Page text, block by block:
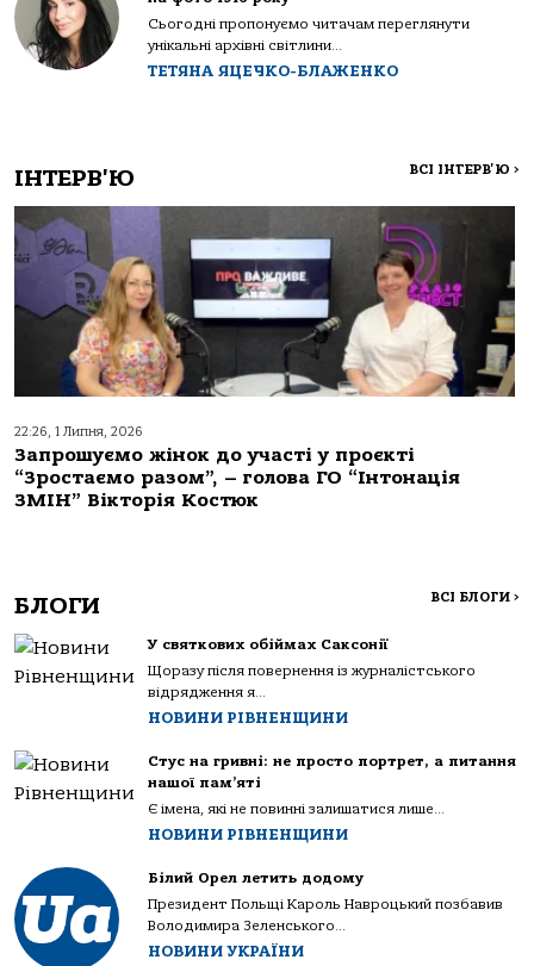
Сьогодні пропонуємо читачам переглянути
унікальні архівні світлини...
ТЕТЯНА ЯЦЕЧКО-БЛАЖЕНКО
ІНТЕРВ'Ю ВСІ ІНТЕРВ'Ю >
22:26, 1 Липня, 2026
Запрошуємо жінок до участі у проєкті
“Зростаємо разом”, – голова ГО “Інтонація
ЗМІН” Вікторія Костюк
БЛОГИ ВСІ БЛОГИ >
У святкових обіймах Саксонії
Щоразу після повернення із журналістського
відрядження я...
НОВИНИ РІВНЕНЩИНИ
Стус на гривні: не просто портрет, а питання
нашої пам’яті
Є імена, які не повинні залишатися лише...
НОВИНИ РІВНЕНЩИНИ
Білий Орел летить додому
Президент Польщі Кароль Навроцький позбавив
Володимира Зеленського...
НОВИНИ УКРАЇНИ